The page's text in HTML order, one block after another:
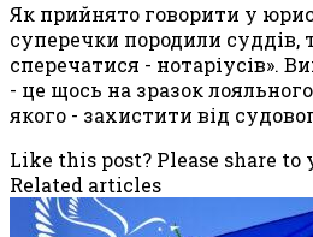
Як прийнято говорити у
суперечки породили суддів,
сперечатися - нотаріусів».
- це щось на зразок
якого - захистити від
Like this post? Please share to
Related articles